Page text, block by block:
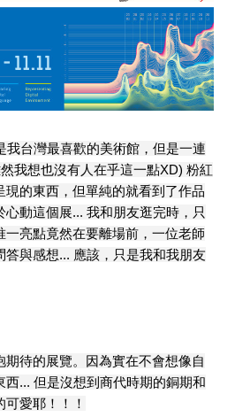
我台灣最喜歡的美術館，但是一連
我想也沒有人在乎這一點XD) 粉紅
現的東西，但單純的就看到了作品
心動這個展... 我和朋友逛完時，只
一亮點竟然在要離場前，一位老師
答與感想... 應該，只是我和我朋友
期待的展覽。因為實在不會想像自
... 但是沒想到商代時期的銅期和
愛耶！！！